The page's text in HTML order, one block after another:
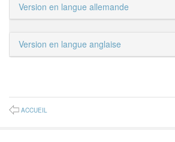
Version en langue allemande
Version en langue anglaise
ACCUEIL